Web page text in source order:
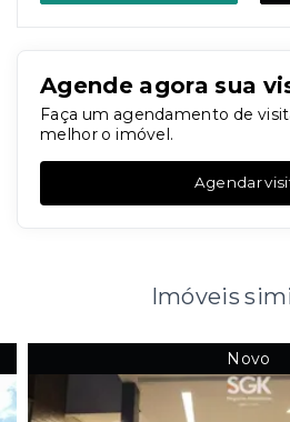
Agende agora sua
Faça um agendamento de
melhor o imóvel.
Agendar
Imóveis
Novo